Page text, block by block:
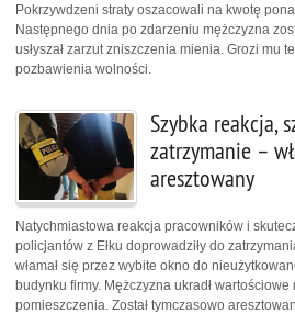
Pokrzywdzeni straty oszacowali na kwotę
Następnego dnia po zdarzeniu mężczyzna
usłyszał zarzut zniszczenia mienia. Grozi mu
pozbawienia wolności.
Szybka reakcja,
zatrzymanie –
aresztowany
Natychmiastowa reakcja pracowników i
policjantów z Ełku doprowadziły do
włamał się przez wybite okno do
budynku firmy. Mężczyzna ukradł wartościowe
pomieszczenia. Został tymczasowo